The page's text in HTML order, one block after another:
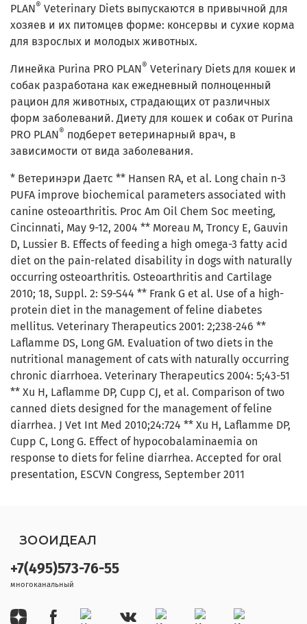
PLAN® Veterinary Diets выпускаются в привычной для
хозяев и их питомцев форме: консервы и сухие корма
для взрослых и молодых животных.
Линейка Purina PRO PLAN® Veterinary Diets для кошек и
собак разработана как ежедневный полноценный
рацион для животных, страдающих от различных
форм заболеваний. Диету для кошек и собак от Purina
PRO PLAN® подберет ветеринарный врач, в
зависимости от вида заболевания.
* Ветеринэри Даетс ** Hansen RA, et al. Long chain n-3
PUFA improve biochemical parameters associated with
canine osteoarthritis. Proc Am Oil Chem Soc meeting,
Cincinnati, May 9-12, 2004 ** Moreau M, Troncy E, Gauvin
D, Lussier B. Effects of feeding a high omega-3 fatty acid
diet on the pain-related disability in dogs with naturally
occurring osteoarthritis. Osteoarthritis and Cartilage
2010; 18, Suppl. 2: S9-S44 ** Frank G et al. Use of a high-
protein diet in the management of feline diabetes
mellitus. Veterinary Therapeutics 2001: 2;238-246 **
Laflamme DS, Long GM. Evaluation of two diets in the
nutritional management of cats with naturally occurring
chronic diarrhoea. Veterinary Therapeutics 2004: 5;43-51
** Xu H, Laflamme DP, Cupp CJ, et al. Comparison of two
canned diets designed for the management of feline
diarrhea. J Vet Int Med 2010;24:724 ** Xu H, Laflamme DP,
Cupp C, Long G. Effect of hypocobalaminaemia on
response to diets for feline diarrhea. Accepted for oral
presentation, ESCVN Congress, September 2011
+7(495)573-76-55
многоканальный
ЗООИДЕАЛ